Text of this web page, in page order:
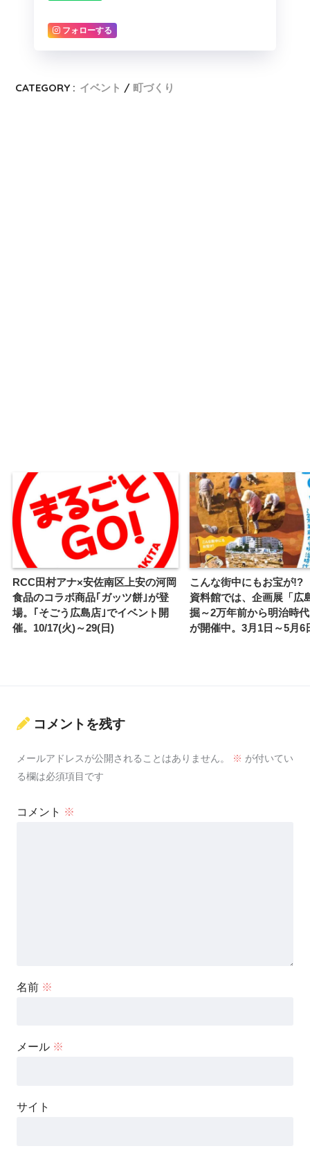
フォローする
CATEGORY : イベント 町づくり
RCC田村アナ×安佐南区上安の河岡
食品のコラボ商品｢ガッツ餅｣が登
場。｢そごう広島店｣でイベント開
催。10/17(火)～29(日)
こんな街中にもお宝が
資料館では、企画展「広
掘～2万年前から明治時
が開催中。3月1日～5月6
コメントを残す
メールアドレスが公開されることはありません。 ※ が付いてい
る欄は必須項目です
コメント ※
名前 ※
メール ※
サイト